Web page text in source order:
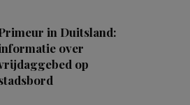
in Duitsland:
over
op